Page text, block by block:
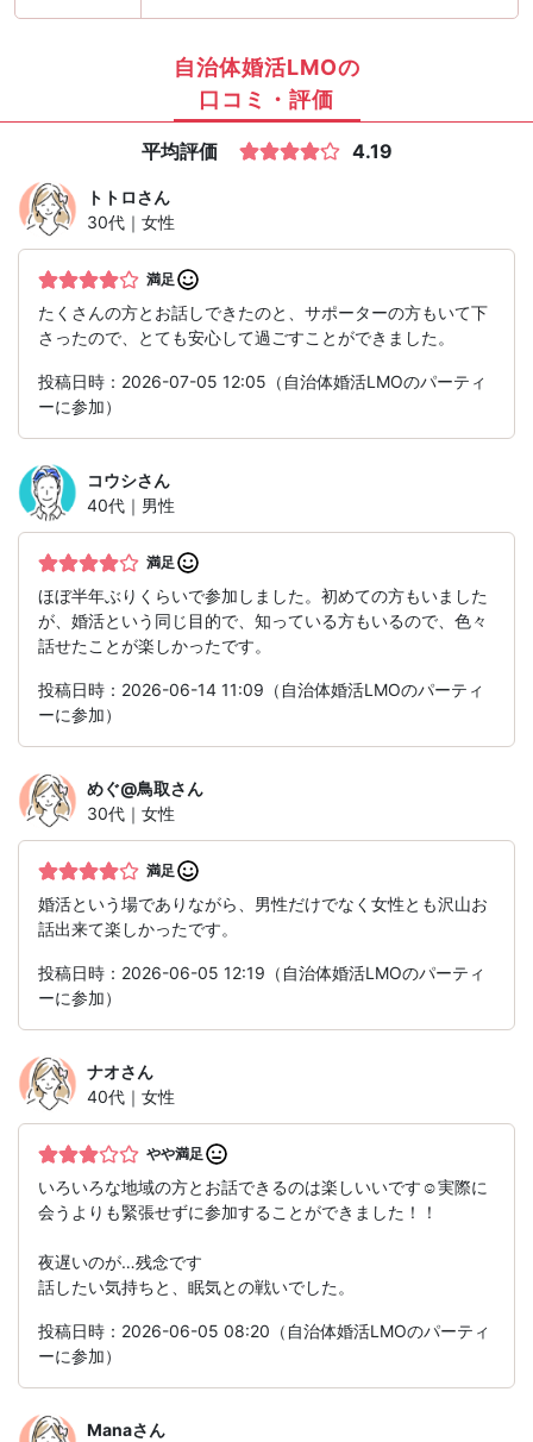
自治体婚活LMOの
口コミ・評価
平均評価 4.19
トトロさん
30代｜女性
満足
たくさんの方とお話しできたのと、サポーターの方もいて下
さったので、とても安心して過ごすことができました。
投稿日時：2026-07-05 12:05（自治体婚活LMOのパーティ
ーに参加）
コウシさん
40代｜男性
満足
ほぼ半年ぶりくらいで参加しました。初めての方もいました
が、婚活という同じ目的で、知っている方もいるので、色々
話せたことが楽しかったです。
投稿日時：2026-06-14 11:09（自治体婚活LMOのパーティ
ーに参加）
めぐ@鳥取さん
30代｜女性
満足
婚活という場でありながら、男性だけでなく女性とも沢山お
話出来て楽しかったです。
投稿日時：2026-06-05 12:19（自治体婚活LMOのパーティ
ーに参加）
ナオさん
40代｜女性
やや満足
いろいろな地域の方とお話できるのは楽しいいです☺実際に
会うよりも緊張せずに参加することができました！！
夜遅いのが…残念です
話したい気持ちと、眠気との戦いでした。
投稿日時：2026-06-05 08:20（自治体婚活LMOのパーティ
ーに参加）
Manaさん